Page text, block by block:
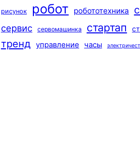
рисунок робот робототехника
сервис сервомашинка стартап
тренд управление часы